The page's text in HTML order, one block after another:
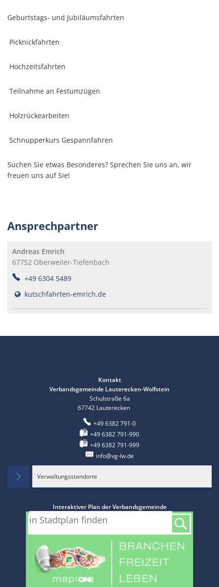
Sicherheitsberater
Öffentliche Auslegungen
Öffentliche Zustellung von Bescheiden
Soziales
Regional Einkaufen
Bürgerhäuser &
Vereine
Service/Prospekte/Anfragen
Geburtstags- und Jubiläumsfahrten
Picknickfahrten
Hochzeitsfahrten
Teilnahme an Festumzügen
Holzrückearbeiten
Schnupperkurs Gespannfahren
Suchen Sie etwas Besonderes? Sprechen Sie uns an, wir
freuen uns auf Sie!
Ansprechpartner
Andreas Emrich
67752 Oberweiler-Tiefenbach
+49 6304 5489
kutschfahrten-emrich.de
Kontakt
Verbandsgemeinde Lauterecken-Wolfstein
Schulstraße 6a
67742 Lauterecken
+49 6382 791-0
+49 6382 791-990
+49 6382 791-999
info@vg-lw.de
Verwaltungsstandorte
Interaktiver Plan der Verbandsgemeinde